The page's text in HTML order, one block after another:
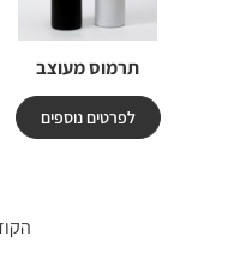
תרמוס מעוצב
לפרטים נוספים